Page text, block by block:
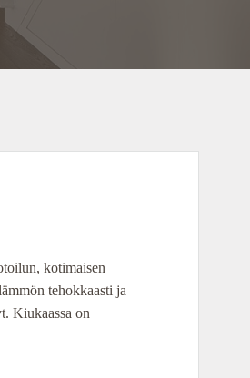
kotimaisen
tehokkaasti ja
Kiukaassa on